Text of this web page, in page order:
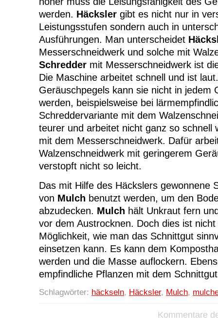
werden. Häcksler gibt es nicht nur in
Leistungsstufen sondern auch in
Ausführungen. Man unterscheidet
Messerschneidwerk und solche mit
Schredder mit Messerschneidwerk ist
Die Maschine arbeitet schnell und ist
Geräuschpegels kann sie nicht in jedem
werden, beispielsweise bei
Schreddervariante mit dem
teurer und arbeitet nicht ganz so schnell
mit dem Messerschneidwerk. Dafür
Walzenschneidwerk mit geringerem
verstopft nicht so leicht.
Das mit Hilfe des Häckslers gewonnene
von Mulch benutzt werden, um den
abzudecken. Mulch hält Unkraut fern
vor dem Austrocknen. Doch dies ist nicht
Möglichkeit, wie man das Schnittgut
einsetzen kann. Es kann dem
werden und die Masse auflockern.
empfindliche Pflanzen mit dem
Schlagwörter: häckseln, Häcksler, Mulch,
Kommentare